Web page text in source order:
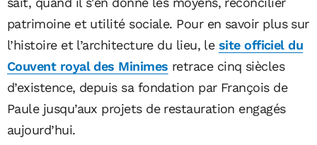
patrimoine et utilité sociale. Pour en savoir plus sur
l’histoire et l’architecture du lieu, le site officiel du
Couvent royal des Minimes retrace cinq siècles
d’existence, depuis sa fondation par François de
Paulejusqu’aux projets de restauration engagés
aujourd’hui.